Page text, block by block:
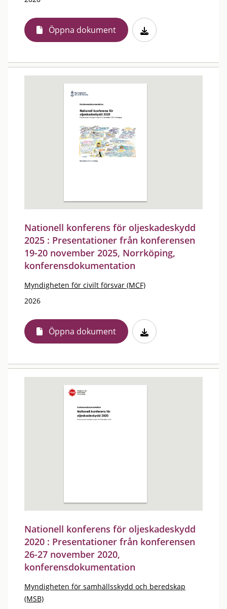
Öppna dokument
Nationell konferens för oljeskadeskydd
2025 : Presentationer från konferensen
19-20 november 2025, Norrköping,
konferensdokumentation
Myndigheten för civilt försvar (MCF)
2026
Öppna dokument
Nationell konferens för oljeskadeskydd
2020 : Presentationer från konferensen
26-27 november 2020,
konferensdokumentation
Myndigheten för samhällsskydd och beredskap
(MSB)